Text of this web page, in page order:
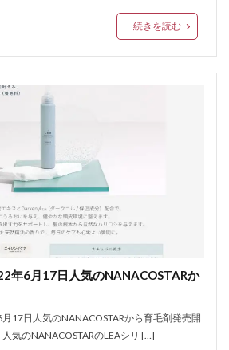
続きを読む
年6月17日人気のNANACOSTARか
月17日人気のNANACOSTARから育毛剤発売開
気のNANACOSTARのLEAシリ […]